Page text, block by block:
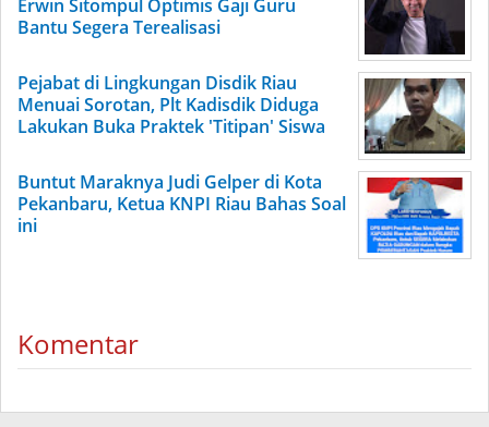
Erwin Sitompul Optimis Gaji Guru
Bantu Segera Terealisasi
Pejabat di Lingkungan Disdik Riau
Menuai Sorotan, Plt Kadisdik Diduga
Lakukan Buka Praktek 'Titipan' Siswa
Buntut Maraknya Judi Gelper di Kota
Pekanbaru, Ketua KNPI Riau Bahas Soal
ini
Komentar